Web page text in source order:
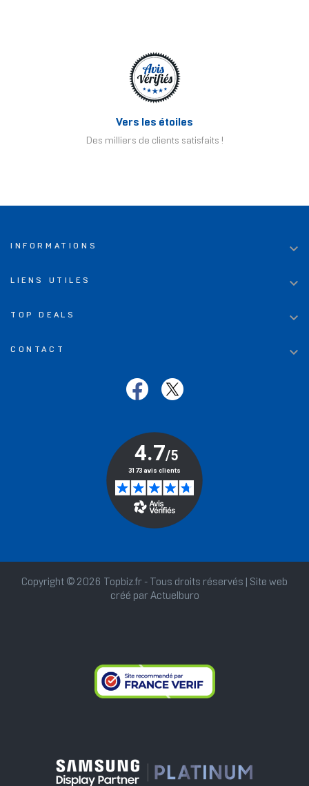
Vers les étoiles
Des milliers de clients satisfaits !
INFORMATIONS 
LIENS UTILES 
TOP DEALS 
CONTACT 
Copyright © 2026 Topbiz.fr - Tous droits réservés | Site web
créé par Actuelburo